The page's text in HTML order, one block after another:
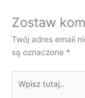
Zostaw
Twój adres email
są oznaczone *
tutaj..